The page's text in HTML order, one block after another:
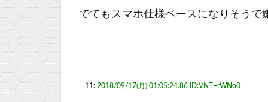
でてもスマホ仕様ベースになりそうで
11: 2018/09/17(月) 01:05:24.86 ID:VNT+rWNo0